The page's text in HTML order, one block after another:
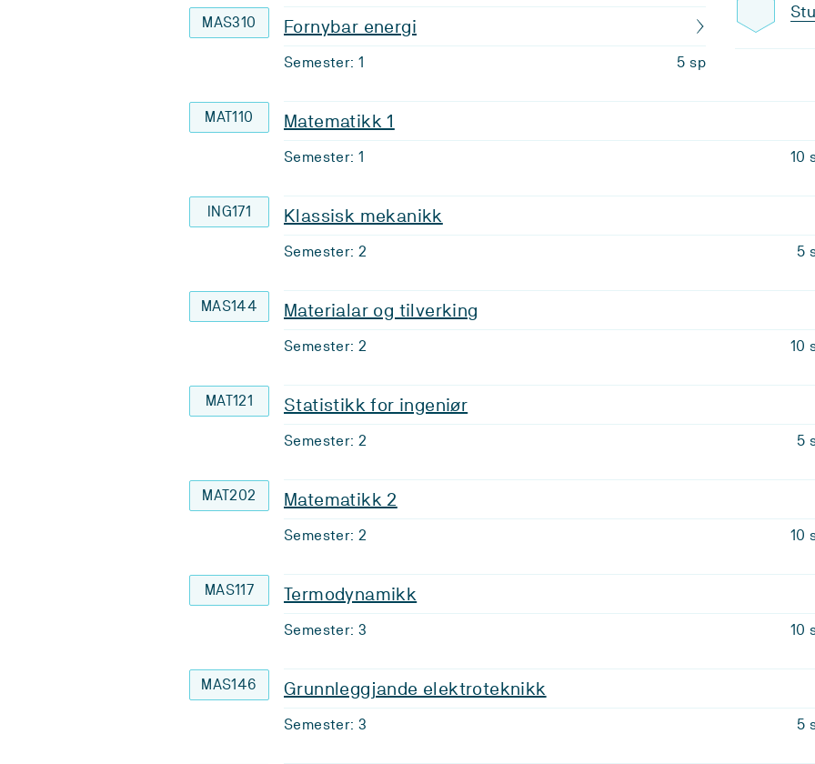
MAS310 Fornybar energi
Semester: 1 5 sp
MAT110 Matematikk 1
Semester: 1 10
ING171 Klassisk mekanikk
Semester: 2 5
MAS144 Materialar og tilverking
Semester: 2 10
MAT121 Statistikk for ingeniør
Semester: 2 5
MAT202 Matematikk 2
Semester: 2 10
MAS117 Termodynamikk
Semester: 3 10
MAS146 Grunnleggjande elektroteknikk
Semester: 3 5